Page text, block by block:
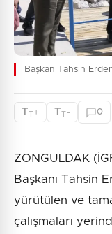
Başkan Tahsin
TT+ TT - 0
ZONGULDAK
Başkanı Tahsin
yürütülen ve
çalışmaları